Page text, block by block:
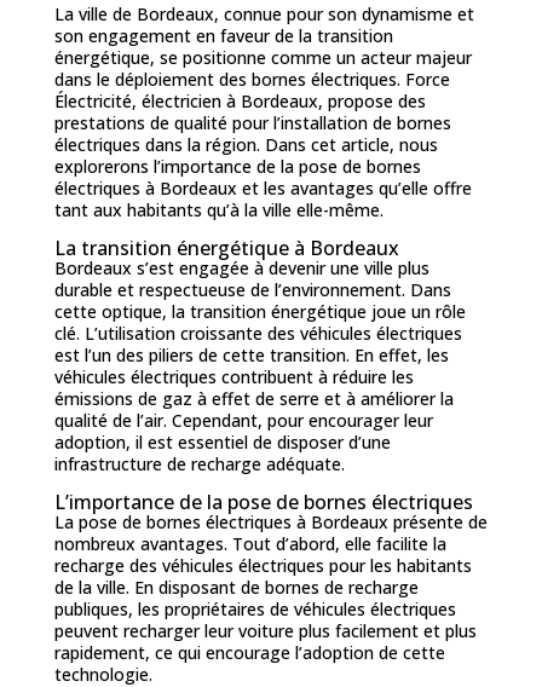
La ville de Bordeaux, connue pour son dynamisme et
son engagement en faveur de la transition
énergétique, se positionne comme un acteur majeur
dans le déploiement des bornes électriques. Force
Électricité, électricien à Bordeaux, propose des
prestations de qualité pour l’installation de bornes
électriques dans la région. Dans cet article, nous
explorerons l’importance de la pose de bornes
électriques à Bordeaux et les avantages qu’elle offre
tant aux habitants qu’à la ville elle-même.
La transition énergétique à Bordeaux
Bordeaux s’est engagée à devenir une ville plus
durable et respectueuse de l’environnement. Dans
cette optique, la transition énergétique joue un rôle
clé. L’utilisation croissante des véhicules électriques
est l’un des piliers de cette transition. En effet, les
véhicules électriques contribuent à réduire les
émissions de gaz à effet de serre et à améliorer la
qualité de l’air. Cependant, pour encourager leur
adoption, il est essentiel de disposer d’une
infrastructure de recharge adéquate.
L’importance de la pose de bornes électriques
La pose de bornes électriques à Bordeaux présente de
nombreux avantages. Tout d’abord, elle facilite la
recharge des véhicules électriques pour les habitants
de la ville. En disposant de bornes de recharge
publiques, les propriétaires de véhicules électriques
peuvent recharger leur voiture plus facilement et plus
rapidement, ce qui encourage l’adoption de cette
technologie.